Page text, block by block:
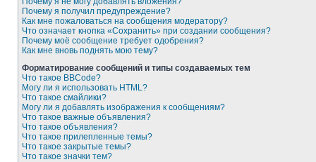
Почему я получил предупреждение?
Как мне пожаловаться на сообщения модератору?
Что означает кнопка «Сохранить» при создании сообщения?
Почему моё сообщение требует одобрения?
Как мне вновь поднять мою тему?
Форматирование сообщений и типы создаваемых тем
Что такое BBCode?
Могу ли я использовать HTML?
Что такое смайлики?
Могу ли я добавлять изображения к сообщениям?
Что такое важные объявления?
Что такое объявления?
Что такое прилепленные темы?
Что такое закрытые темы?
Что такое значки тем?